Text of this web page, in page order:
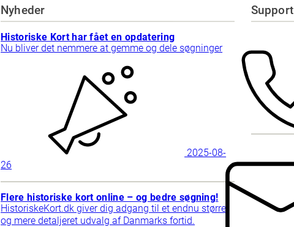
Nyheder
Historiske Kort har fået en opdatering
Nu bliver det nemmere at gemme og dele søgninger
2025-08-
26
Flere historiske kort online – og bedre søgning!
HistoriskeKort.dk giver dig adgang til et endnu større
og mere detaljeret udvalg af Danmarks fortid.
Support